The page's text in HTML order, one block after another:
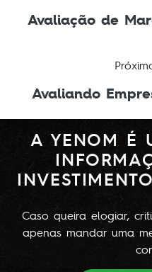
Avaliação de
Avaliando
A YENOM É
Caso queira elogiar,
apenas mandar uma